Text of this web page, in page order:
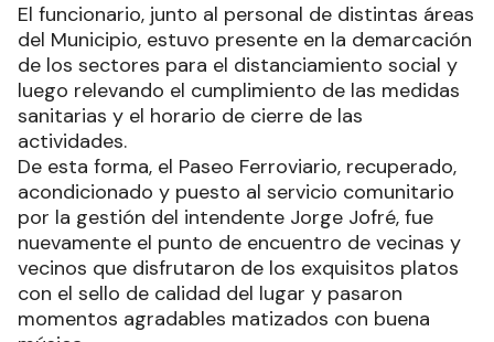
El funcionario, junto al personal de distintas áreas
del Municipio, estuvo presente en la demarcación
de los sectores para el distanciamiento social y
luego relevando el cumplimiento de las medidas
sanitarias y el horario de cierre de las
actividades.
De esta forma, el Paseo Ferroviario, recuperado,
acondicionado y puesto al servicio comunitario
por la gestión del intendente Jorge Jofré, fue
nuevamente el punto de encuentro de vecinas y
vecinos que disfrutaron de los exquisitos platos
con el sello de calidad del lugar y pasaron
momentos agradables matizados con buena